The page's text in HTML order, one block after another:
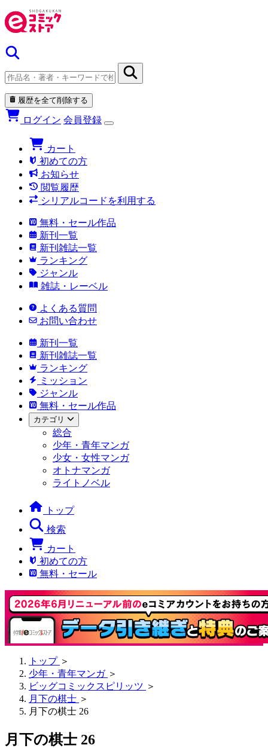
履歴を全て削除する
ログイン 会員登録
カート
初めての方
お知らせ
閲覧履歴
シリアルコードを利用する
無料・セール作品
新刊一覧
新刊雑誌一覧
ランキング
ジャンル
雑誌・レーベル
よくある質問
お問い合わせ
新刊一覧
新刊雑誌一覧
ランキング
ミッション
ジャンル
無料・セール作品
カテゴリ
総合
少年・青年マンガ
少女・女性マンガ
オトナマンガ
ライトノベル
トップ
検索
カート
初めての方
無料・セール
トップ ＞
少年・青年マンガ ＞
ビッグコミックスピリッツ ＞
月下の棋士 ＞
月下の棋士 26
月下の棋士 26